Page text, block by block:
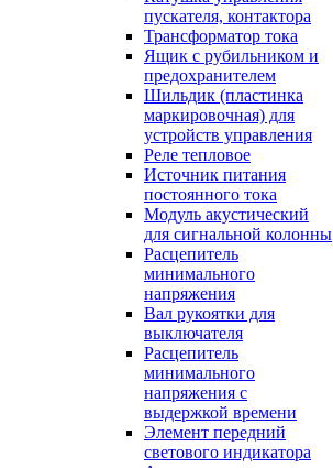
пускателя, контактора
Трансформатор тока
Ящик с рубильником и
предохранителем
Шильдик (пластинка
маркировочная) для
устройств управления
Реле тепловое
Источник питания
постоянного тока
Модуль акустический
для сигнальной колонны
Расцепитель
минимального
напряжения
Вал рукоятки для
выключателя
Расцепитель
минимального
напряжения с
выдержкой времени
Элемент передний
светового индикатора